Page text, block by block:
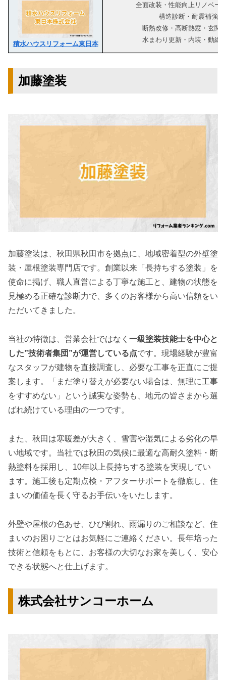
積水ハウスリフォーム東日本
全面改装・性能向上リノベー
構造診断・耐震補強
断熱改修・高断熱窓・玄関
水まわり更新・内装・動線
加藤塗装
加藤塗装は、秋田県秋田市を拠点に、地域密着型の外壁塗
装・屋根塗装専門店です。創業以来「長持ちする塗装」を
使命に掲げ、職人直営による丁寧な施工と、建物の状態を
見極める正確な診断力で、多くのお客様から高い信頼をい
ただいてきました。
当社の特徴は、営業会社ではなく 一級塗装技能士を中心と
した”技術者集団”が運営している点です。現場経験が豊富
なスタッフが建物を直接調査し、必要な工事を正直にご提
案します。「まだ塗り替えが必要ない場合は、無理に工事
をすすめない」という誠実な姿勢も、地元の皆さまから選
ばれ続けている理由の一つです。
また、秋田は寒暖差が大きく、雪害や湿気による劣化の早
い地域です。当社では秋田の気候に最適な高耐久塗料・断
熱塗料を採用し、10年以上長持ちする塗装を実現してい
ます。施工後も定期点検・アフターサポートを徹底し、住
まいの価値を長く守るお手伝いをいたします。
外壁や屋根の色あせ、ひび割れ、雨漏りのご相談など、住
まいのお困りごとはお気軽にご連絡ください。長年培った
技術と信頼をもとに、お客様の大切なお家を美しく、安心
できる状態へと仕上げます。
株式会社サンコーホーム